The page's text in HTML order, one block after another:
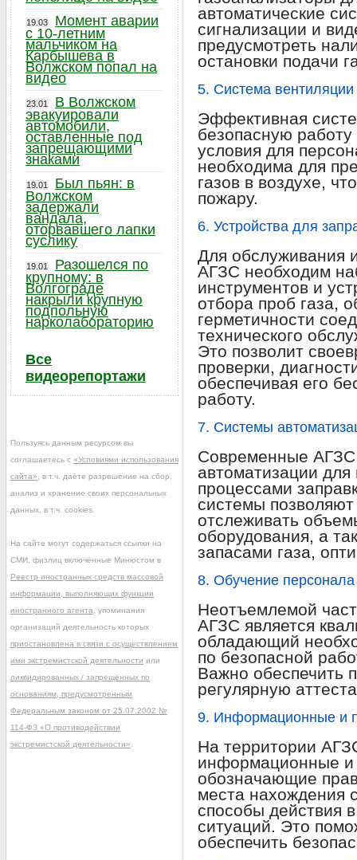
автоматические
сигнализации и
предусмотреть
остановки подачи
5. Система вентиляции
Эффективная
безопасную
условия для
необходима для
газов в воздухе,
пожару.
6. Устройства для
Для обслуживания
АГЗС необходим
инструментов и
отбора проб газа,
герметичности
технического
Это позволит
проверки,
обеспечивая его
работу.
7. Системы
Современные
автоматизации
процессами
системы
отслеживать
оборудования, а
запасами газа,
8. Обучение персонала
Неотъемлемой
АГЗС является
обладающий
по безопасной
Важно обеспечить
регулярную
9. Информационные и
На территории
информационные и
обозначающие
места нахождения
способы действия
ситуаций. Это
обеспечить
19.03
Момент аварии
с 10-летним
мальчиком на
Карбышева в
Волжском попал на
видео
23.01
В Волжском
эвакуировали
автомобили,
оставленные под
запрещающими
знаками
19.01
Был пьян: в
Волжском
задержали
вандала,
оторвавшего лапки
суслику
19.01
Разошелся по
крупному: в
Волгограде
накрыли крупную
подпольную
нарколабораторию
Все
видеорепортажи
Пользуясь данным ресурсом вы
соглашаетесь с «Условиями использования
сайта» , в т.ч. даёте разрешение на сбор,
анализ и хранение своих персональных
данных, в т.ч. cookies.
На сайте могут содержаться ссылки на
СМИ, физлиц включённые Минюстом в
Реестр иностранных средств массовой
информации, выполняющих функции
иностранного агента , упоминания
организаций деятельность которых
приостановлена в связи с осуществлением
ими экстремистской деятельности или
ликвидированных / запрещённых по
основаниям, предусмотренным
Федеральным законом от 25.07.2002 №
114-ФЗ «О противодействии
экстремистской деятельности»